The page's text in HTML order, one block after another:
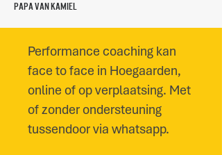
Papa van Kamiel
Performance coaching kan
face to face in Hoegaarden,
online of op verplaatsing. Met
of zonder ondersteuning
tussendoor via whatsapp.